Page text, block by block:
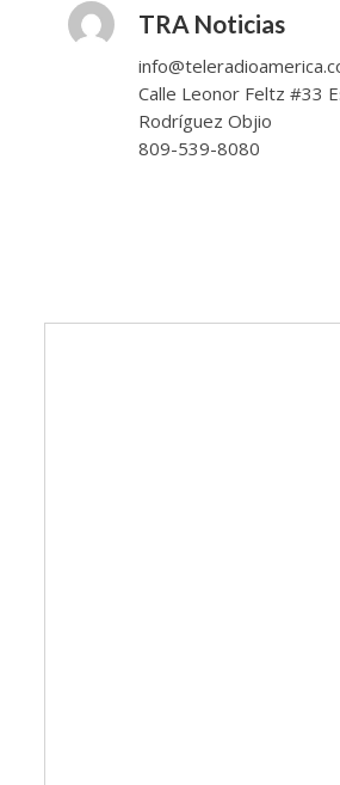
TRA Noticias
Calle Leonor Feltz #33
Rodríguez Objio
809-539-8080